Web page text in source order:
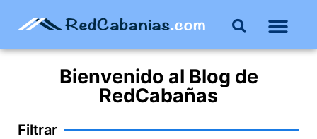
Bienvenido al Blog de
RedCabañas
Filtrar